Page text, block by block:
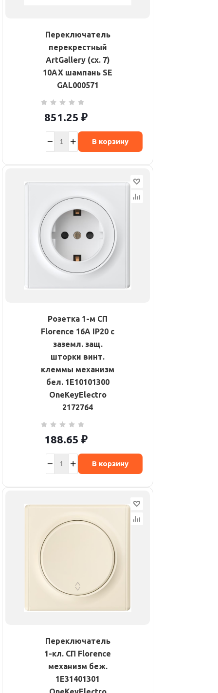
Переключатель
перекрестный
ArtGallery (сх. 7)
10AX шампань SE
GAL000571
851.25 ₽
В корзину
Розетка 1-м СП
Florence 16А IP20 с
заземл. защ.
шторки винт.
клеммы механизм
бел. 1E10101300
OneKeyElectro
2172764
188.65 ₽
В корзину
Переключатель
1-кл. СП Florence
механизм беж.
1E31401301